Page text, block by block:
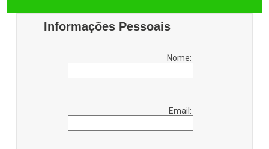
Informações Pessoais
Nome:
Email: